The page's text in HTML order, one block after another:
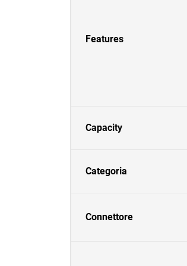
Features
Capacity
Categoria
Connettore